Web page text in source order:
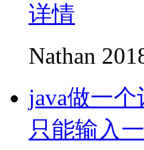
详情
Nathan
java做一
只能输入